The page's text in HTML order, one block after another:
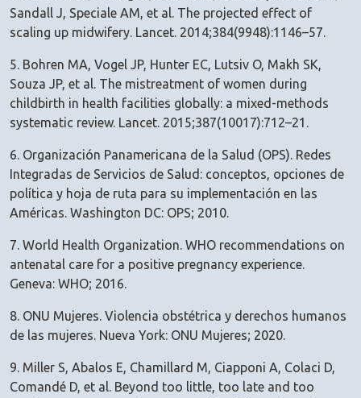
Sandall J, Speciale AM, et al. The projected effect of
scaling up midwifery. Lancet. 2014;384(9948):1146–57.
5. Bohren MA, Vogel JP, Hunter EC, Lutsiv O, Makh SK,
Souza JP, et al. The mistreatment of women during
childbirth in health facilities globally: a mixed-methods
systematic review. Lancet. 2015;387(10017):712–21.
6. Organización Panamericana de la Salud (OPS). Redes
Integradas de Servicios de Salud: conceptos, opciones de
política y hoja de ruta para su implementación en las
Américas. Washington DC: OPS; 2010.
7. World Health Organization. WHO recommendations on
antenatal care for a positive pregnancy experience.
Geneva: WHO; 2016.
8. ONU Mujeres. Violencia obstétrica y derechos humanos
de las mujeres. Nueva York: ONU Mujeres; 2020.
9. Miller S, Abalos E, Chamillard M, Ciapponi A, Colaci D,
Comandé D, et al. Beyond too little, too late and too